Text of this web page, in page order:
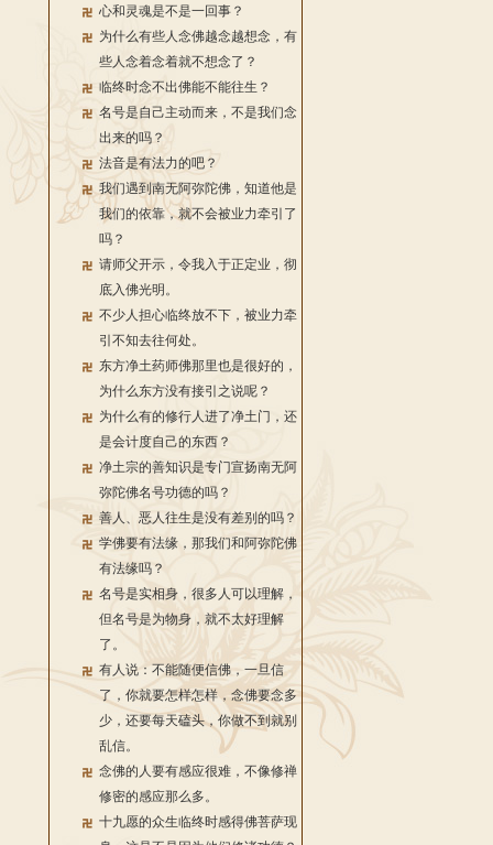
心和灵魂是不是一回事？
为什么有些人念佛越念越想念，有
些人念着念着就不想念了？
临终时念不出佛能不能往生？
名号是自己主动而来，不是我们念
出来的吗？
法音是有法力的吧？
我们遇到南无阿弥陀佛，知道他是
我们的依靠，就不会被业力牵引了
吗？
请师父开示，令我入于正定业，彻
底入佛光明。
不少人担心临终放不下，被业力牵
引不知去往何处。
东方净土药师佛那里也是很好的，
为什么东方没有接引之说呢？
为什么有的修行人进了净土门，还
是会计度自己的东西？
净土宗的善知识是专门宣扬南无阿
弥陀佛名号功德的吗？
善人、恶人往生是没有差别的吗？
学佛要有法缘，那我们和阿弥陀佛
有法缘吗？
名号是实相身，很多人可以理解，
但名号是为物身，就不太好理解
了。
有人说：不能随便信佛，一旦信
了，你就要怎样怎样，念佛要念多
少，还要每天磕头，你做不到就别
乱信。
念佛的人要有感应很难，不像修禅
修密的感应那么多。
十九愿的众生临终时感得佛菩萨现